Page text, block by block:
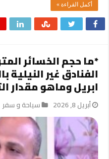
أكمل القراءة »
*ما حجم الخسائر
الفنادق غير النيلية
ابريل وماهو مقدار
أبريل 8, 2026 سياحة و سفر